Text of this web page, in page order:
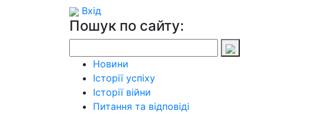
Вхід
Пошук по сайту:
Новини
Історії успіху
Історії війни
Питання та відповіді